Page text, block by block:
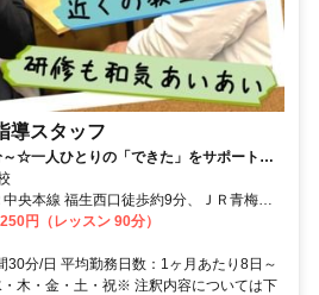
導スタッフ
☆一人ひとりの「できた」をサポートす
央本線 福生西口徒歩約9分、ＪＲ青梅線/
約10分、ＪＲ五日市線/ＪＲ青梅線 熊川徒
分
円（レッスン 90分）
30分/日 平均勤務日数：1ヶ月あたり8日～
木・金・土・祝※ 注釈内容については下